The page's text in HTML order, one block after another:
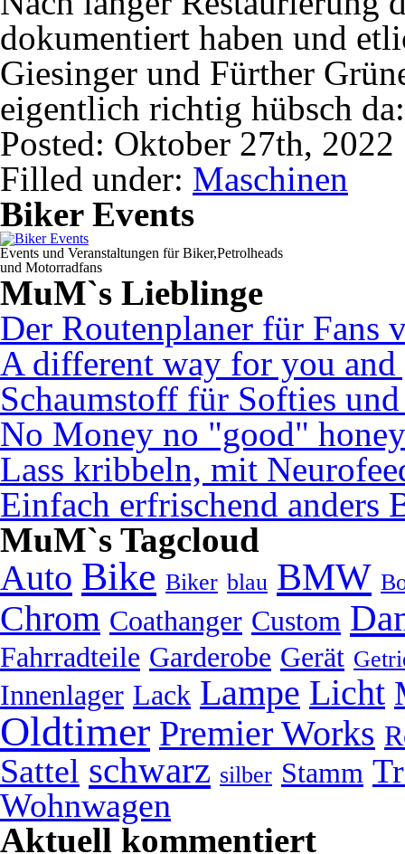
dokumentiert haben und
Giesinger und Fürther
eigentlich richtig hübsch
Posted: Oktober 27th,
Filled under: Maschinen
Biker Events
Events und Veranstaltungen für Biker,Petrolheads
und Motorradfans
MuM`s Lieblinge
Der Routenplaner für Fans
A different way for you
Schaumstoff für Softies
No Money no "good" honey
Lass kribbeln, mit
Einfach erfrischend anders
MuM`s Tagcloud
Auto Bike Biker blau BMW
Chrom Coathanger Custom
Fahrradteile Garderobe Gerät
Innenlager Lack Lampe Licht
Oldtimer Premier Works
Sattel schwarz silber Stamm
Wohnwagen
Aktuell kommentiert